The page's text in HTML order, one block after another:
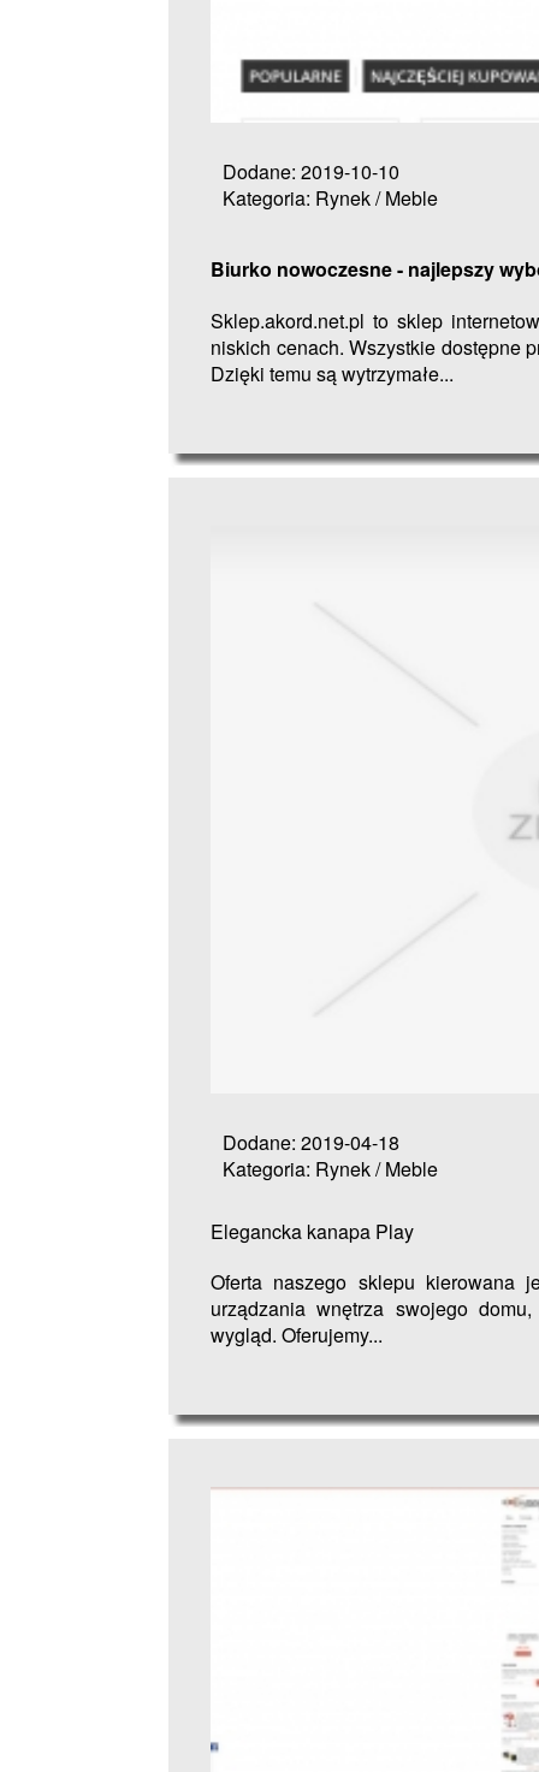
Dodane: 2019-10-10
Kategoria: Rynek / Meble
Biurko nowoczesne - najlepszy
Sklep.akord.net.pl to sklep
niskich cenach. Wszystkie dostępne
Dzięki temu są wytrzymałe...
Dodane: 2019-04-18
Kategoria: Rynek / Meble
Elegancka kanapa Play
Oferta naszego sklepu kierowana
urządzania wnętrza swojego
wygląd. Oferujemy...